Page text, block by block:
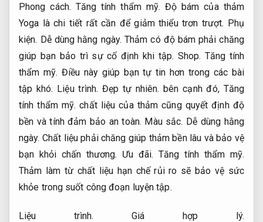
Phong cách. Tăng tính thẩm mỹ. Độ bám của thảm
Yoga là chi tiết rất cần để giảm thiểu trơn trượt. Phụ
kiện. Dễ dùng hằng ngày. Thảm có độ bám phải chăng
giúp bạn bảo trì sự cố định khi tập. Shop. Tăng tính
thẩm mỹ. Điều này giúp bạn tự tin hơn trong các bài
tập khó. Liệu trình. Đẹp tự nhiên. bên cạnh đó, Tăng
tính thẩm mỹ. chất liệu của thảm cũng quyết định độ
bền và tính đảm bảo an toàn. Màu sắc. Dễ dùng hằng
ngày. Chất liệu phải chăng giúp thảm bền lâu và bảo vệ
bạn khỏi chấn thương. Ưu đãi. Tăng tính thẩm mỹ.
Thảm làm từ chất liệu hạn chế rủi ro sẽ bảo vệ sức
khỏe trong suốt công đoạn luyện tập.
Liệu trình. Giá hợp lý.